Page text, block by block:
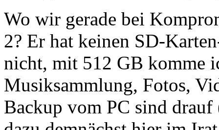
Wo wir gerade bei
2? Er hat keinen SD-
nicht, mit 512 GB komme
Musiksammlung, Fotos,
Backup vom PC sind